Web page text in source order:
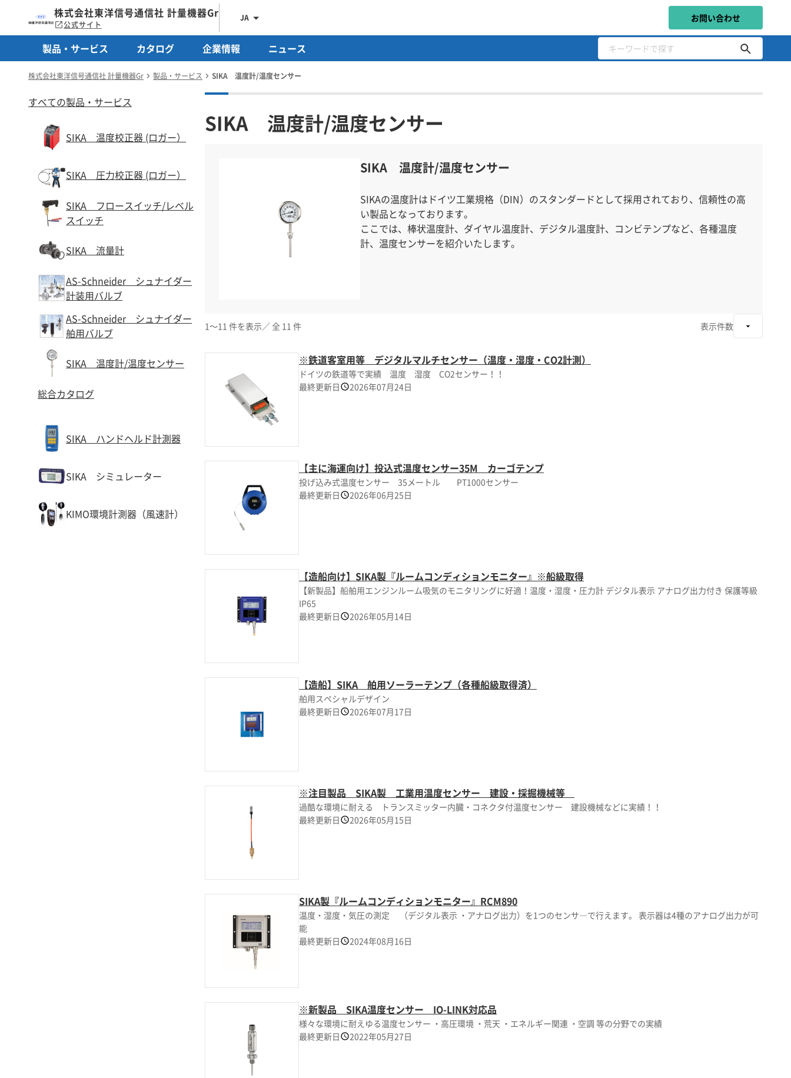
株式会社東洋信号通信社 計量機器Gr
公式サイト
JA お問い合わせ
製品・サービス カタログ 企業情報 ニュース
株式会社東洋信号通信社 計量機器Gr 製品・サービス SIKA 温度計/温度センサー
すべての製品・サービス
SIKA 温度校正器 (ロガー）
SIKA 圧力校正器 (ロガー）
SIKA フロースイッチ/レベル
スイッチ
SIKA 流量計
AS-Schneider シュナイダー
計装用バルブ
AS-Schneider シュナイダー
舶用バルブ
SIKA 温度計/温度センサー
総合カタログ
SIKA ハンドヘルド計測器
SIKA シミュレーター
KIMO環境計測器（風速計）
SIKA 温度計/温度センサー
SIKA 温度計/温度センサー
SIKAの温度計はドイツ工業規格（DIN）のスタンダードとして採用されており、信頼性の高
い製品となっております。
ここでは、棒状温度計、ダイヤル温度計、デジタル温度計、コンビテンプなど、各種温度
1～11 件を表示／ 全 11 件 表示件数
※鉄道客室用等 デジタルマルチセンサー（温度・湿度・CO2計測）
ドイツの鉄道等で実績 温度 湿度 CO2センサー！！
最終更新日
2026年07月24日
【主に海運向け】投込式温度センサー35M カーゴテンプ
投げ込み式温度センサー 35メートル PT1000センサー
最終更新日
2026年06月25日
【造船向け】SIKA製『ルームコンディションモニター』※船級取得
【新製品】船舶用エンジンルーム吸気のモニタリングに好適！温度・湿度・圧力計 デジタル表示 アナログ出力付き 保護等級
IP65
最終更新日
2026年05月14日
【造船】SIKA 舶用ソーラーテンプ（各種船級取得済）
舶用スペシャルデザイン
最終更新日
2026年07月17日
※注目製品 SIKA製 工業用温度センサー 建設・採掘機械等
過酷な環境に耐える トランスミッター内臓・コネクタ付温度センサー 建設機械などに実績！！
最終更新日
2026年05月15日
SIKA製『ルームコンディションモニター』RCM890
温度・湿度・気圧の測定 （デジタル表示 ・アナログ出力）を1つのセンサ―で行えます。 表示器は4種のアナログ出力が可
能
最終更新日
2024年08月16日
※新製品 SIKA温度センサー IO-LINK対応品
様々な環境に耐えゆる温度センサー ・高圧環境 ・荒天 ・エネルギー関連 ・空調 等の分野での実績
最終更新日
2022年05月27日